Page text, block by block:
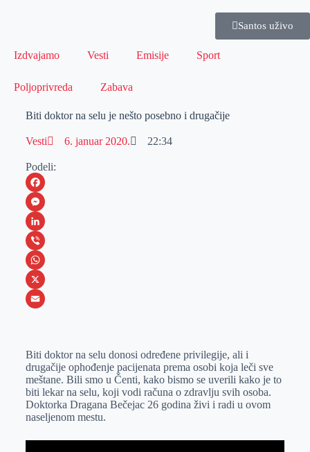
Santos uživo
Izdvajamo Vesti Emisije Sport
Poljoprivreda Zabava
Biti doktor na selu je nešto posebno i drugačije
Vesti 6. januar 2020. 22:34
Podeli:
F
a
c
e
b
o
M
e
s
s
e
e
r
L
i
n
k
I
n
V
i
b
W
h
s
A
p
p
X
a
i
l
Biti doktor na selu donosi određene privilegije, ali i
drugačije ophođenje pacijenata prema osobi koja leči sve
meštane. Bili smo u Čenti, kako bismo se uverili kako je to
biti lekar na selu, koji vodi računa o zdravlju svih osoba.
Doktorka Dragana Bečejac 26 godina živi i radi u ovom
naseljenom mestu.